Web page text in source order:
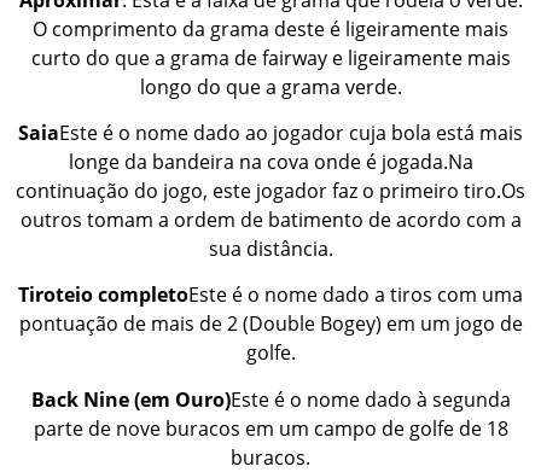
O comprimento da grama deste é ligeiramente mais
curto do que a grama de fairway e ligeiramente mais
longo do que a grama verde.
SaiaEste é o nome dado ao jogador cuja bola está mais
longe da bandeira na cova onde é jogada.Na
continuação do jogo, este jogador faz o primeiro tiro.Os
outros tomam a ordem de batimento de acordo com a
sua distância.
Tiroteio completoEste é o nome dado a tiros com uma
pontuação de mais de 2 (Double Bogey) em um jogo de
golfe.
Back Nine (em Ouro)Este é o nome dado à segunda
parte de nove buracos em um campo de golfe de 18
buracos.